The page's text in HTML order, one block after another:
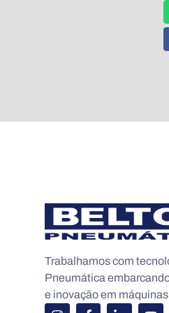
Trabalhamos com
Pneumática
e inovação em